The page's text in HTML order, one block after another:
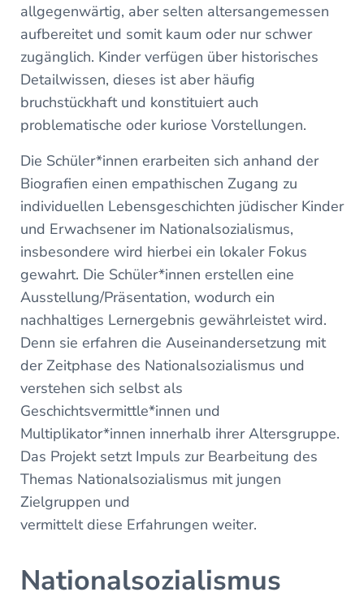
allgegenwärtig, aber selten altersangemessen
aufbereitet und somit kaum oder nur schwer
zugänglich. Kinder verfügen über historisches
Detailwissen, dieses ist aber häufig
bruchstückhaft und konstituiert auch
problematische oder kuriose Vorstellungen.
Die Schüler*innen erarbeiten sich anhand der
Biografien einen empathischen Zugang zu
individuellen Lebensgeschichten jüdischer Kinder
und Erwachsener im Nationalsozialismus,
insbesondere wird hierbei ein lokaler Fokus
gewahrt. Die Schüler*innen erstellen eine
Ausstellung/Präsentation, wodurch ein
nachhaltiges Lernergebnis gewährleistet wird.
Denn sie erfahren die Auseinandersetzung mit
der Zeitphase des Nationalsozialismus und
verstehen sich selbst als
Geschichtsvermittle*innen und
Multiplikator*innen innerhalb ihrer Altersgruppe.
Das Projekt setzt Impuls zur Bearbeitung des
Themas Nationalsozialismus mit jungen
Zielgruppen und
vermittelt diese Erfahrungen weiter.
Nationalsozialismus